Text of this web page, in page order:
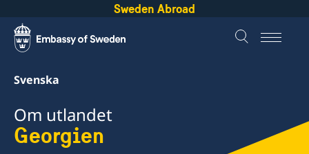
Sweden Abroad
Svenska
Om utlandet
Georgien